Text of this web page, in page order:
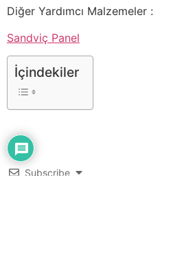
Diğer Yardımcı Malzemeler :
Sandviç Panel
İçindekiler
Subscribe